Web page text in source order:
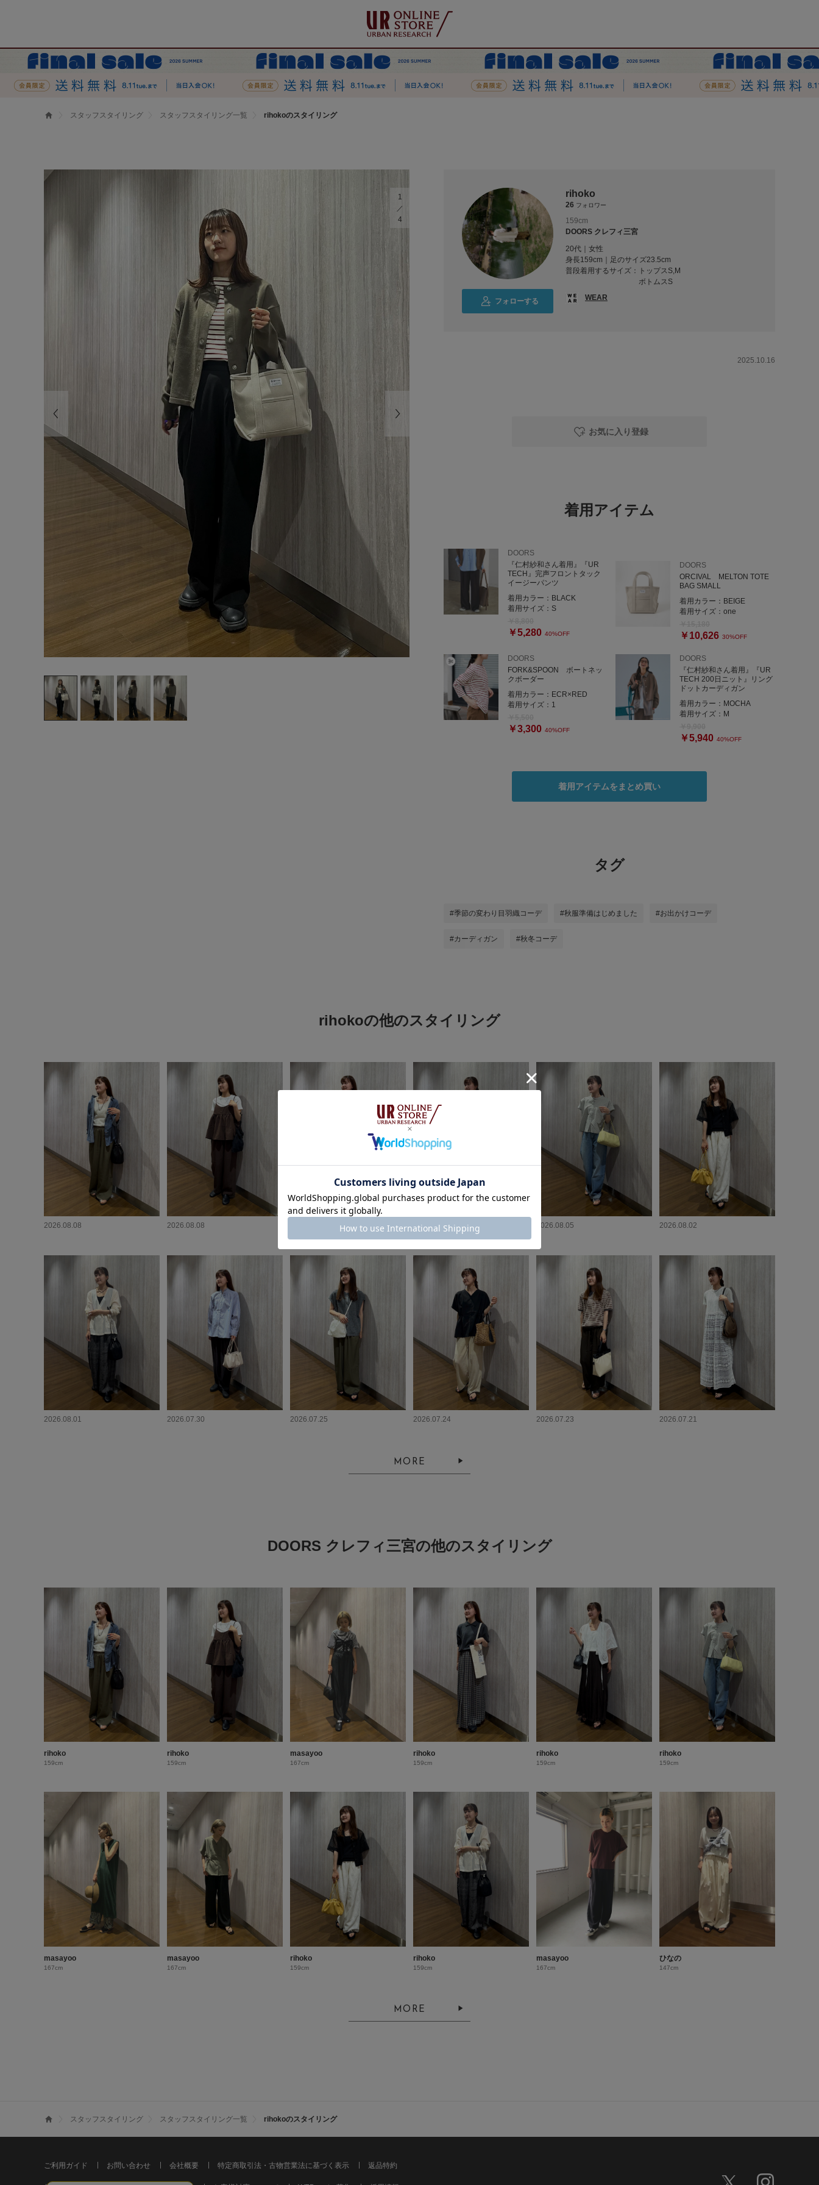
スタッフスタイリング スタッフスタイリング一覧 rihokoのスタイリング
1
4
フォローする
rihoko
26 フォロワー
159cm
DOORS クレフィ三宮
20代｜女性
身長159cm｜足のサイズ23.5cm
普段着用するサイズ：
トップスS,M
ボトムスS
WEAR
2025.10.16
お気に入り登録
着用アイテム
DOORS
『仁村紗和さん着用』『UR
TECH』完声フロントタック
イージーパンツ
着用カラー： BLACK
着用サイズ： S
￥5,280 40%OFF
DOORS
ORCIVAL MELTON TOTE
BAG SMALL
着用カラー： BEIGE
着用サイズ： one
￥10,626 30%OFF
DOORS
FORK&SPOON ボートネッ
クボーダー
着用カラー： ECR×RED
着用サイズ： 1
￥3,300 40%OFF
DOORS
『仁村紗和さん着用』『UR
TECH 200日ニット』リング
ドットカーディガン
着用カラー： MOCHA
着用サイズ： M
￥5,940 40%OFF
着用アイテムをまとめ買い
タグ
#季節の変わり目羽織コーデ #秋服準備はじめました #お出かけコーデ
#カーディガン #秋冬コーデ
rihokoの他のスタイリング
2026.08.08 2026.08.08 2026.08.06 2026.08.05 2026.08.02
2026.08.01 2026.07.30 2026.07.25 2026.07.24 2026.07.23 2026.07.21
MORE
DOORS クレフィ三宮の他のスタイリング
rihoko
159cm
rihoko
159cm
masayoo
167cm
rihoko
159cm
rihoko
159cm
rihoko
159cm
masayoo
167cm
masayoo
167cm
rihoko
159cm
rihoko
159cm
masayoo
167cm
ひなの
147cm
MORE
スタッフスタイリング スタッフスタイリング一覧 rihokoのスタイリング
ご利用ガイド お問い合わせ 会社概要 特定商取引法・古物営業法に基づく表示 返品特約